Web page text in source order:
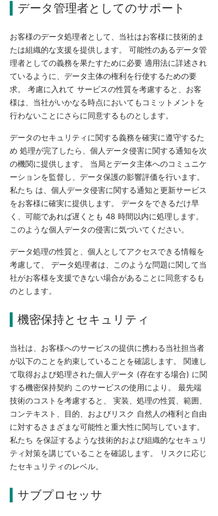
データ管理者としてのサポート
お客様のデータ処理者として、当社はお客様に技術的ま
たは組織的な支援を提供します。 可能性のあるデータ管
理者としての義務を果たすために必要 適用法に詳述され
ているように、データ主体の権利を行使するための要
求。 考慮に入れて サービスの性質を考慮すると、お客
様は、当社がいかなる時点においてもコミットメントを
行わないことにさらに同意するものとします。
データのセキュリティに関する義務を確実に遵守するた
め 処理が完了したら、個人データ侵害に関する通知を次
の機関に提供します。 当局とデータ主体へのコミュニケ
ーションを監督し、データ保護の影響評価を行います。
私たち は、個人データ侵害に関する通知と更新サービス
をお客様に確実に提供します。 データをできるだけ早
く、可能であれば遅くとも 48 時間以内に処理します。
このような個人データの侵害に気づいてください。
データ処理の性質と、個人としてアクセスできる情報を
考慮して、 データ処理者は、このような問題に関して当
社がお客様を支援できない場合があることに同意するも
のとします。
機密保持とセキュリティ
当社は、お客様へのサービスの提供に携わる当社担当者
が以下のことを約束していることを確認します。 関連し
て取得および処理された個人データ (存在する場合) に関
する機密保持契約 このサービスの使用により。 最先端
技術のコストを考慮すると、 実装、処理の性質、範囲、
コンテキスト、目的、およびリスク 自然人の権利と自由
に対するさまざまな可能性と重大性に関与しています。
私たち を保証するような技術的および組織的なセキュリ
ティ対策を講じていることを確認します。 リスクに応じ
たセキュリティのレベル。
サブプロセッサ